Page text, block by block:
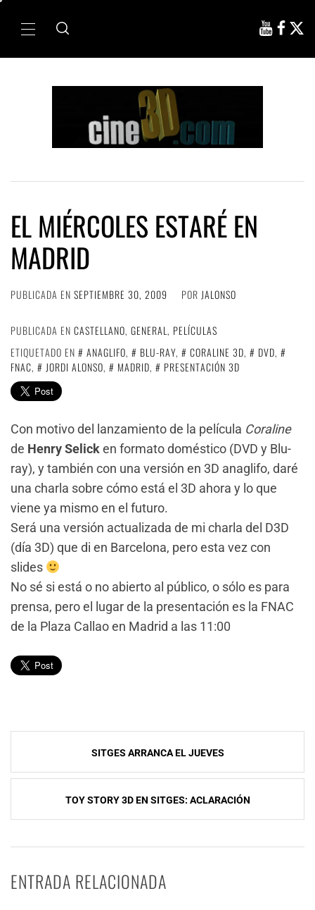
Menú
EL MIÉRCOLES ESTARÉ EN
MADRID
PUBLICADA EN SEPTIEMBRE 30, 2009 POR JALONSO
PUBLICADA EN CASTELLANO, GENERAL, PELÍCULAS
ETIQUETADO EN
ANAGLIFO, BLU-RAY, CORALINE 3D, DVD,
FNAC, JORDI ALONSO, MADRID, PRESENTACIÓN 3D
Con motivo del lanzamiento de la película Coraline
de Henry Selicken formato doméstico (DVD y Blu-
ray), y también con una versión en 3D anaglifo, daré
una charla sobre cómo está el 3D ahora y lo que
viene ya mismo en el futuro.
Será una versión actualizada de mi charla del D3D
(día 3D) que di en Barcelona, pero esta vez con
slides
No sé si está o no abierto al público, o sólo es para
prensa, pero el lugar de la presentación es la FNAC
de la Plaza Callao en Madrid a las 11:00
Navegación
de
entradas
SITGES ARRANCA EL JUEVES
TOY STORY 3D EN SITGES: ACLARACIÓN
ENTRADA RELACIONADA